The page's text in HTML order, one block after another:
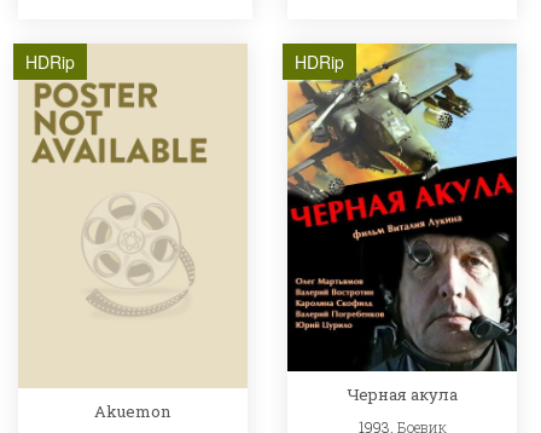
HDRip
Akuemon
HDRip
Черная акула
1993, Боевик